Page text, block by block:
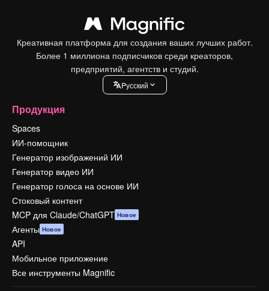
Креативная платформа для создания ваших лучших работ.
Более 1 миллиона подписчиков среди креаторов,
предприятий, агентств и студий.
Pусский
Продукция
Spaces
ИИ-помощник
Генератор изображений ИИ
Генератор видео ИИ
Генератор голоса на основе ИИ
Стоковый контент
MCP для Claude/ChatGPT Новое
Агенты Новое
API
Мобильное приложение
Все инструменты Magnific